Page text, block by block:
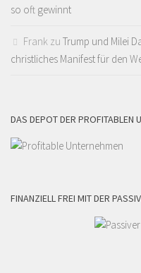
so oft gewinnt
Frank zu Trump und Milei
christliches Manifest für den
DAS DEPOT DER PROFITABLEN
FINANZIELL FREI MIT DER